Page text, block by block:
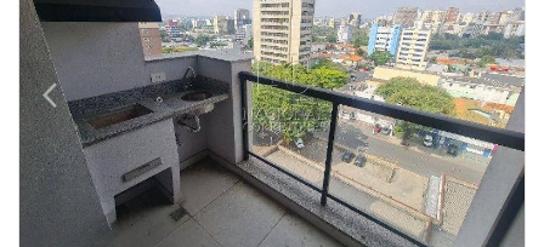
arrow_back_iosPrevious arrow_forward_iosNext